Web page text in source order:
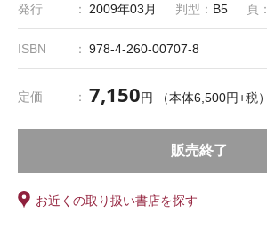
発行 2009年03月 判型： B5 頁：
ISBN 978-4-260-00707-8
定価 7,150円 （本体6,500円+税）
販売終了
お近くの取り扱い書店を探す